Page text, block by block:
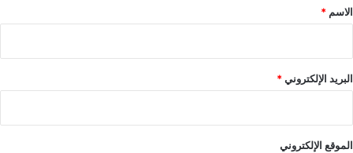
*
الاسم *
البريد الإلكتروني*
الموقع الإلكتروني